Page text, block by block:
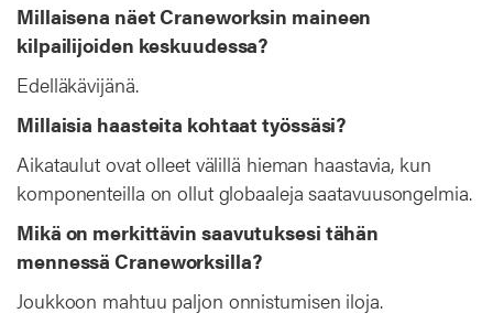
Millaisena näet Craneworksin maineen
kilpailijoiden keskuudessa?
Edelläkävijänä.
Millaisia haasteita kohtaat työssäsi?
Aikataulut ovat olleet välillä hieman haastavia, kun
komponenteilla on ollut globaaleja saatavuusongelmia.
Mikä on merkittävin saavutuksesi tähän
mennessä Craneworksilla?
Joukkoon mahtuu paljon onnistumisen iloja.